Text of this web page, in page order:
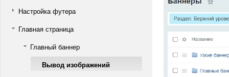
Настройка футера
Главная страница
Главный баннер
Вывод изображений